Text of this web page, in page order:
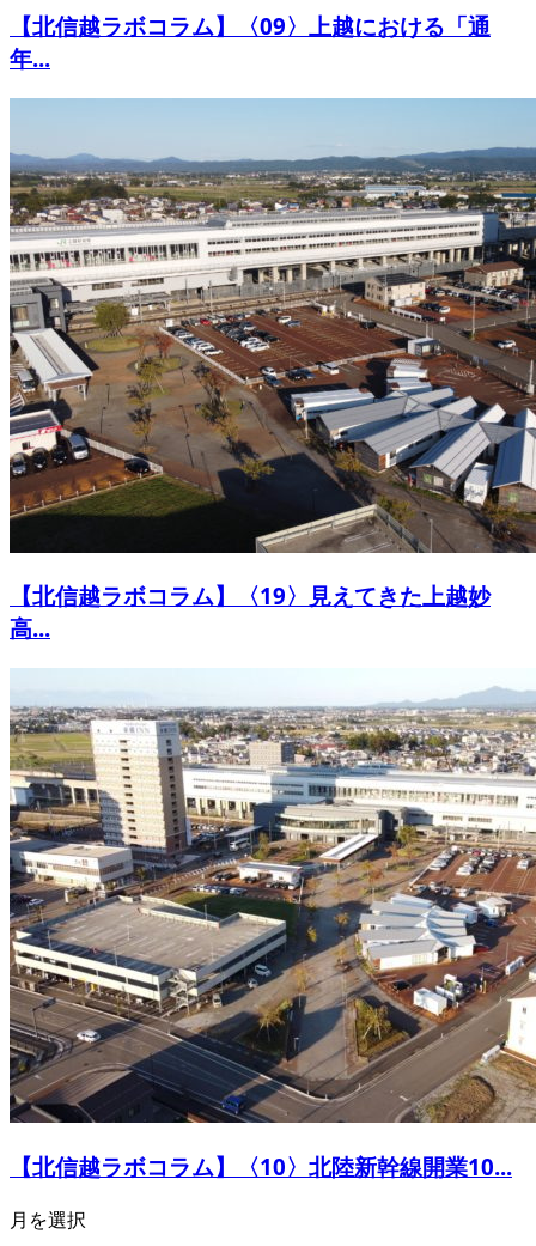
【北信越ラボコラム】〈09〉上越における「通
年...
【北信越ラボコラム】〈19〉見えてきた上越妙
高...
【北信越ラボコラム】〈10〉北陸新幹線開業10...
月を選択